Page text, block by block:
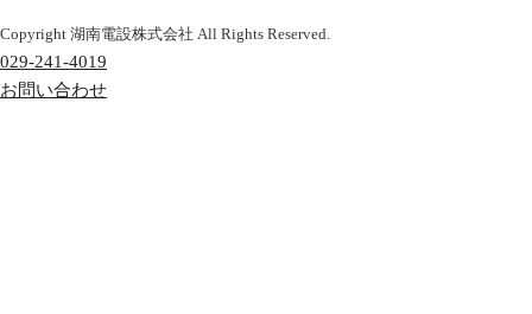
Copyright 湖南電設株式会社 All Rights Reserved.
029-241-4019
お問い合わせ